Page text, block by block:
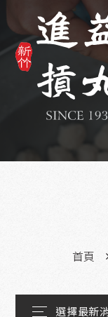
品牌故事
最新消息
服務據點
首頁